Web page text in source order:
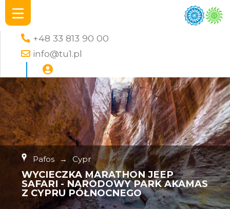
+48 33 813 90 00
info@tu1.pl
Pafos → Cypr
WYCIECZKA MARATHON JEEP
SAFARI - NARODOWY PARK AKAMAS
Z CYPRU PÓŁNOCNEGO